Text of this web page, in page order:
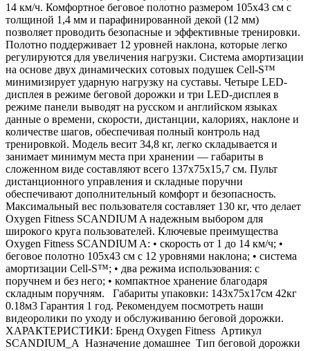
14 км/ч. Комфортное беговое полотно размером 105х43 см с
толщиной 1,4 мм и парафинированной декой (12 мм)
позволяет проводить безопасные и эффективные тренировки.
Полотно поддерживает 12 уровней наклона, которые легко
регулируются для увеличения нагрузки. Система амортизации
на основе двух динамических сотовых подушек Cell-S™
минимизирует ударную нагрузку на суставы. Четыре LED-
дисплея в режиме беговой дорожки и три LED-дисплея в
режиме панели выводят на русском и английском языках
данные о времени, скорости, дистанции, калориях, наклоне и
количестве шагов, обеспечивая полный контроль над
тренировкой. Модель весит 34,8 кг, легко складывается и
занимает минимум места при хранении — габариты в
сложенном виде составляют всего 137х75х15,7 см. Пульт
дистанционного управления и складные поручни
обеспечивают дополнительный комфорт и безопасность.
Максимальный вес пользователя составляет 130 кг, что делает
Oxygen Fitness SCANDIUM A надежным выбором для
широкого круга пользователей. Ключевые преимущества
Oxygen Fitness SCANDIUM A: • скорость от 1 до 14 км/ч; •
беговое полотно 105х43 см с 12 уровнями наклона; • система
амортизации Cell-S™; • два режима использования: с
поручнем и без него; • компактное хранение благодаря
складным поручням. Габариты упаковки: 143х75х17см 42кг
0.18м3 Гарантия 1 год. Рекомендуем посмотреть наши
видеоролики по уходу и обслуживанию беговой дорожки.
ХАРАКТЕРИСТИКИ: Бренд Oxygen Fitness Артикул
SCANDIUM_A Назначение домашнее Тип беговой дорожки